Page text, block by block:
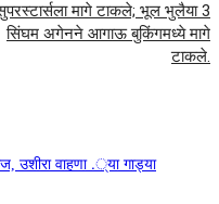
मागे टाकले; भूल भुलैया 3
सिंघम अगेनने आगाऊ बुकिंगमध्ये मागे
टाकले.
उशीरा वाहणा .्या गाड्या